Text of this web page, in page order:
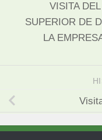
VISITA
SUPERIOR DE
LA